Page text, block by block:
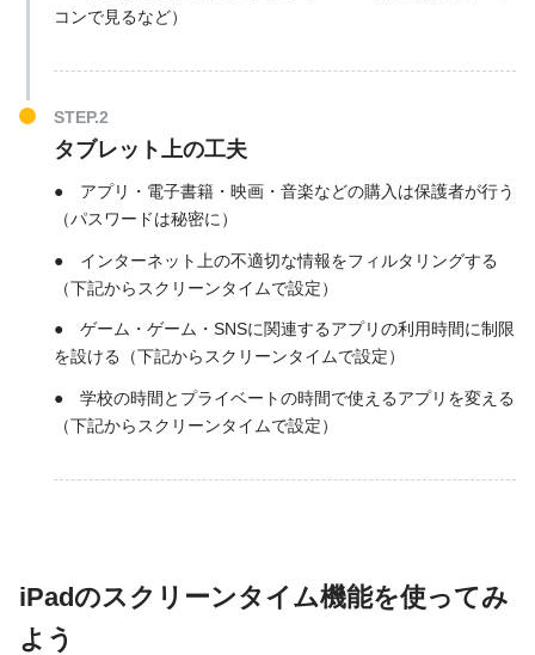
コンで見るなど）
タブレット上の工夫
● アプリ・電子書籍・映画・音楽などの購入は保護者が行う
（パスワードは秘密に）
● インターネット上の不適切な情報をフィルタリングする
（下記からスクリーンタイムで設定）
● ゲーム・ゲーム・SNSに関連するアプリの利用時間に制限
を設ける（下記からスクリーンタイムで設定）
● 学校の時間とプライベートの時間で使えるアプリを変える
（下記からスクリーンタイムで設定）
iPadのスクリーンタイム機能を使ってみ
よう